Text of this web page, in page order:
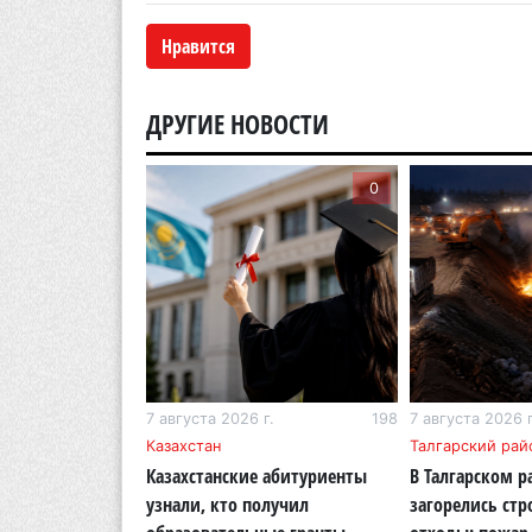
Нравится
ДРУГИЕ НОВОСТИ
0
7 августа 2026 г.
198
Казахстан
Казахстанские абитуриенты
узнали, кто получил
7 августа 2026
Талгарский
В Талгарском
загорелись